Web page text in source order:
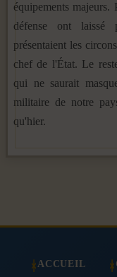
équipements
défense ont laissé
présentaient les
chef de l'État. Le
qui ne saurait
militaire de notre
qu'hier.
ACCUEIL